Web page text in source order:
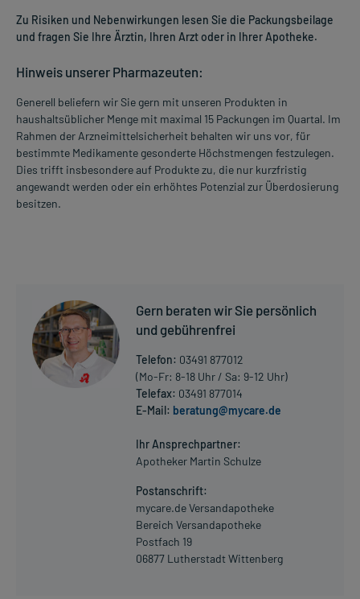
Zu Risiken und Nebenwirkungen lesen Sie die Packungsbeilage
und fragen Sie Ihre Ärztin, Ihren Arzt oder in Ihrer Apotheke.
Hinweis unserer Pharmazeuten:
Generell beliefern wir Sie gern mit unseren Produkten in
haushaltsüblicher Menge mit maximal 15 Packungen im Quartal. Im
Rahmen der Arzneimittelsicherheit behalten wir uns vor, für
bestimmte Medikamente gesonderte Höchstmengen festzulegen.
Dies trifft insbesondere auf Produkte zu, die nur kurzfristig
angewandt werden oder ein erhöhtes Potenzial zur Überdosierung
besitzen.
Gern beraten wir Sie persönlich
und gebührenfrei
Telefon: 03491 877012
(Mo-Fr: 8-18 Uhr / Sa: 9-12 Uhr)
Telefax: 03491 877014
E-Mail: beratung@mycare.de
Ihr Ansprechpartner:
Apotheker Martin Schulze
Postanschrift:
mycare.de Versandapotheke
Bereich Versandapotheke
Postfach 19
06877 Lutherstadt Wittenberg